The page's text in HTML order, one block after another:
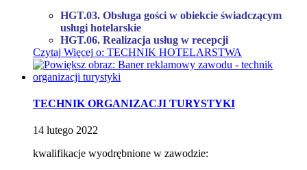
HGT.03. Obsługa gości w obiekcie świadczącym
usługi hotelarskie
HGT.06. Realizacja usług w recepcji
Czytaj Więcej o: TECHNIK HOTELARSTWA
TECHNIK ORGANIZACJI TURYSTYKI
14 lutego 2022
kwalifikacje wyodrębnione w zawodzie: